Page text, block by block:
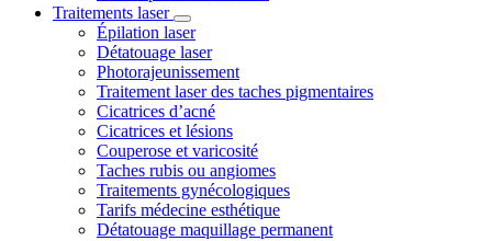
Traitements laser
Épilation laser
Détatouage laser
Photorajeunissement
Traitement laser des taches pigmentaires
Cicatrices d’acné
Cicatrices et lésions
Couperose et varicosité
Taches rubis ou angiomes
Traitements gynécologiques
Tarifs médecine esthétique
Détatouage maquillage permanent